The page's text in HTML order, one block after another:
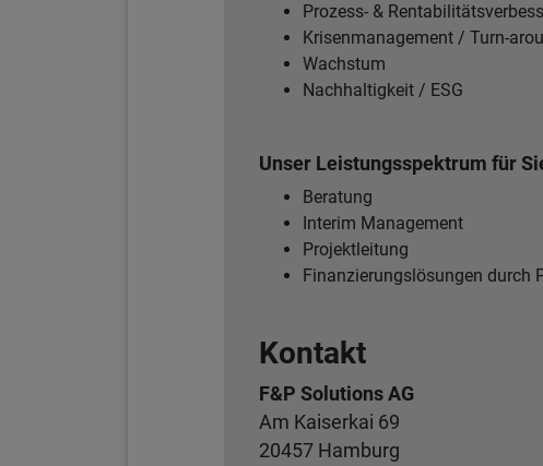
Prozess- &
Krisenmanagement / Turn-
Wachstum
Nachhaltigkeit / ESG
Unser Leistungsspektrum für
Beratung
Interim Management
Projektleitung
Finanzierungslösungen durch
Kontakt
F&P Solutions AG
Am Kaiserkai 69
20457 Hamburg